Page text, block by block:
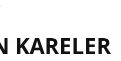
KARELER